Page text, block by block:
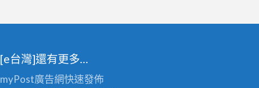
耐
方
[e台灣]還有更多…
myPost廣告網快速發佈